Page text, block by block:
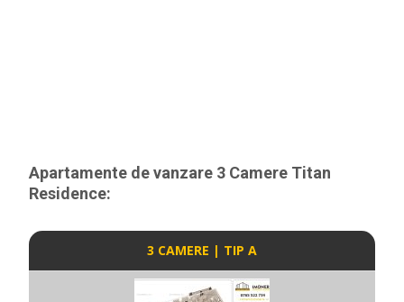
Apartamente de vanzare 3 Camere Titan
Residence:
3 CAMERE | TIP A